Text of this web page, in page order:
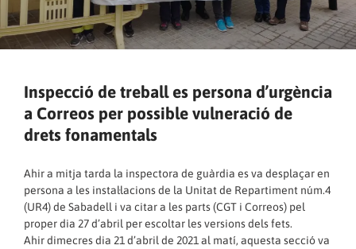
Inspecció de treball es persona d’urgència
a Correos per possible vulneració de
drets fonamentals
Ahir a mitja tarda la inspectora de guàrdia es va desplaçar en
persona a les instal·lacions de la Unitat de Repartiment núm.4
(UR4) de Sabadell i va citar a les parts (CGT i Correos) pel
proper dia 27 d’abril per escoltar les versions dels fets.
Ahir dimecres dia 21 d’abril de 2021 al matí, aquesta secció va